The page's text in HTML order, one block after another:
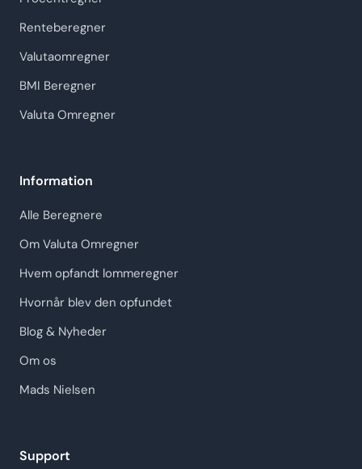
Renteberegner
Valutaomregner
BMI Beregner
Valuta Omregner
Information
Alle Beregnere
Om Valuta Omregner
Hvem opfandt lommeregner
Hvornår blev den opfundet
Blog & Nyheder
Om os
Mads Nielsen
Support